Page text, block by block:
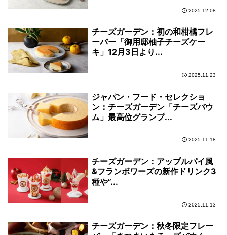
2025.12.08
チーズガーデン：初の和柑橘フレ
ーバー「御用邸柚子チーズケー
キ」12月3日より...
2025.11.23
ジャパン・フード・セレクショ
ン：チーズガーデン「チーズバウ
ム」最高位グランプ...
2025.11.18
チーズガーデン：アップルパイ風
&フランボワーズの新作ドリンク3
種や”...
2025.11.13
チーズガーデン：秋冬限定フレー